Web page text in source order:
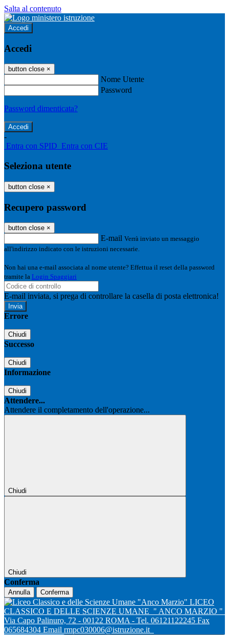
Salta al contenuto
Accedi
Accedi
button close ×
Nome Utente
Password
Password dimenticata?
-
Entra con SPID Entra con CIE
Seleziona utente
button close ×
Recupero password
button close ×
E-mail Verrà inviato un messaggio
all'indirizzo indicato con le istruzioni necessarie.
Non hai una e-mail associata al nome utente? Effettua il reset della password
tramite la Login Spaggiari
E-mail inviata, si prega di controllare la casella di posta elettronica!
Errore
Chiudi
Successo
Chiudi
Informazione
Chiudi
Attendere...
Attendere il completamento dell'operazione...
Chiudi
Chiudi
Conferma
Annulla Conferma
LICEO
CLASSICO E DELLE SCIENZE UMANE " ANCO MARZIO "
Via Capo Palinuro, 72 - 00122 ROMA - Tel. 06121122245 Fax
065684304 Email rmpc030006@istruzione.it